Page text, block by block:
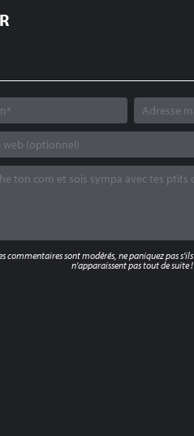
commentaires sont modérés, ne paniquez pas s'ils
n'apparaissent pas tout de suite !